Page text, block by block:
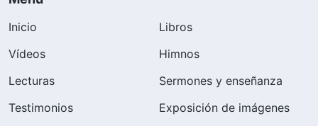
Inicio
Libros
Vídeos
Himnos
Lecturas
Sermones y enseñanza
Testimonios
Exposición de imágenes